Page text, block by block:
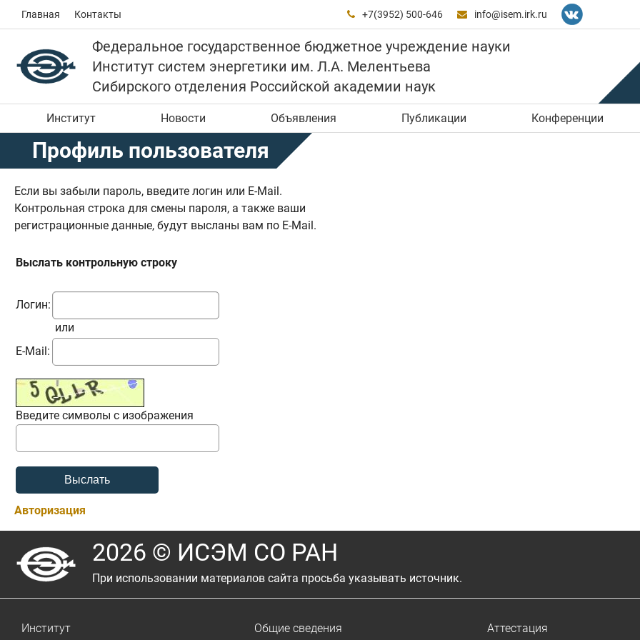
Главная Контакты  +7(3952) 500-646  info@isem.irk.ru
Федеральное государственное бюджетное учреждение науки
Институт систем энергетики им. Л.А. Мелентьева
Сибирского отделения Российской академии наук
Институт Новости Объявления Публикации Конференции
Профиль пользователя
Если вы забыли пароль, введите логин или E-Mail.
Контрольная строка для смены пароля, а также ваши
регистрационные данные, будут высланы вам по E-Mail.
Выслать контрольную строку
Логин:
или
E-Mail:
Введите символы с изображения
Авторизация
2026 © ИСЭМ СО РАН
При использовании материалов сайта просьба указывать источник.
Институт
Общие сведения
Аттестация